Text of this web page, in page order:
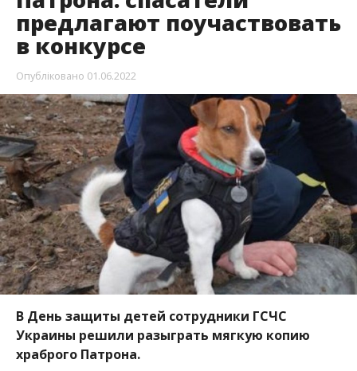
предлагают поучаствовать
в конкурсе
Опубліковано 01.06.2022
В День защиты детей сотрудники ГСЧС
Украины решили разыграть мягкую копию
храброго Патрона.